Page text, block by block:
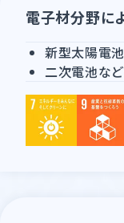
電子材分野に
新型太陽電
二次電池な